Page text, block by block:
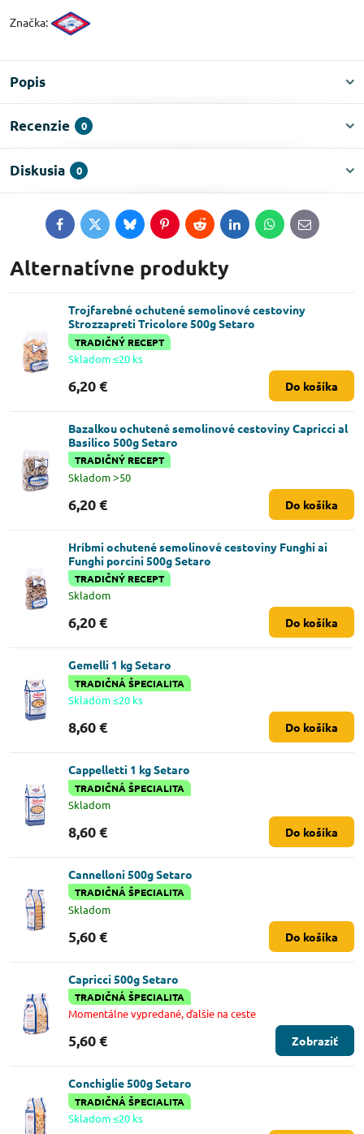
Značka:
Popis
Recenzie 0
Diskusia 0
FacebookTwitterBlueskyPinterestRedditLinkedInWhatsApp
E-
mail
Alternatívne produkty
Trojfarebné ochutené semolinové cestoviny
Strozzapreti Tricolore 500g Setaro
TRADIČNÝ RECEPT
Skladom ≤20 ks
6,20 € Do košíka
Bazalkou ochutené semolinové cestoviny Capricci al
Basilico 500g Setaro
TRADIČNÝ RECEPT
Skladom ˃50
6,20 € Do košíka
Hríbmi ochutené semolinové cestoviny Funghi ai
Funghi porcini 500g Setaro
TRADIČNÝ RECEPT
Skladom
6,20 € Do košíka
Gemelli 1 kg Setaro
TRADIČNÁ ŠPECIALITA
Skladom ≤20 ks
8,60 € Do košíka
Cappelletti 1 kg Setaro
TRADIČNÁ ŠPECIALITA
Skladom
8,60 € Do košíka
Cannelloni 500g Setaro
TRADIČNÁ ŠPECIALITA
Skladom
5,60 € Do košíka
Capricci 500g Setaro
TRADIČNÁ ŠPECIALITA
Momentálne vypredané, ďalšie na ceste
5,60 € Zobraziť
Conchiglie 500g Setaro
TRADIČNÁ ŠPECIALITA
Skladom ≤20 ks